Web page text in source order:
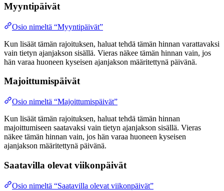
Myyntipäivät
Osio nimeltä “Myyntipäivät”
Kun lisäät tämän rajoituksen, haluat tehdä tämän hinnan varattavaksi
vain tietyn ajanjakson sisällä. Vieras näkee tämän hinnan vain, jos
hän varaa huoneen kyseisen ajanjakson määritettynä päivänä.
Majoittumispäivät
Osio nimeltä “Majoittumispäivät”
Kun lisäät tämän rajoituksen, haluat tehdä tämän hinnan
majoittumiseen saatavaksi vain tietyn ajanjakson sisällä. Vieras
näkee tämän hinnan vain, jos hän varaa huoneen kyseisen
ajanjakson määritettynä päivänä.
Saatavilla olevat viikonpäivät
Osio nimeltä “Saatavilla olevat viikonpäivät”